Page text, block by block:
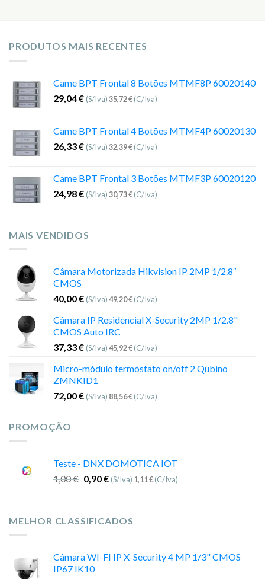
PRODUTOS MAIS RECENTES
Came BPT Frontal 8 Botões MTMF8P 60020140
29,04€ (S/Iva)35,72€(C/Iva)
Came BPT Frontal 4 Botões MTMF4P 60020130
26,33€ (S/Iva)32,39€(C/Iva)
Came BPT Frontal 3 Botões MTMF3P 60020120
24,98€ (S/Iva)30,73€(C/Iva)
MAIS VENDIDOS
Câmara Motorizada Hikvision IP 2MP 1/2.8″
CMOS
40,00€ (S/Iva)49,20€(C/Iva)
Câmara IP Residencial X-Security 2MP 1/2.8"
CMOS Auto IRC
37,33€ (S/Iva)45,92€(C/Iva)
Micro-módulo termóstato on/off 2 Qubino
ZMNKID1
72,00€ (S/Iva) 88,56€(C/Iva)
PROMOÇÃO
Teste - DNX DOMOTICA IOT
1,00€ 0,90€ (S/Iva) 1,11€(C/Iva)
MELHOR CLASSIFICADOS
Câmara WI-FI IP X-Security 4 MP 1/3" CMOS
IP67 IK10